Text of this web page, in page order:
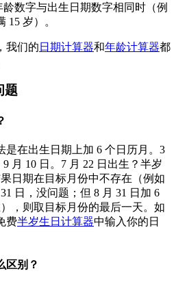
龄数字与出生日期数字相同时（例
15 岁）。
我们的 日期计算器和年龄计算器都
题
是在出生日期上加 6 个日历月。3
月 10 日。7 月 22 日出生？半岁
日期在目标月份中不存在（例如
日，没问题；但 8 月 31 日加 6
，则取目标月份的最后一天。如
费半岁生日计算器中输入你的日
区别？